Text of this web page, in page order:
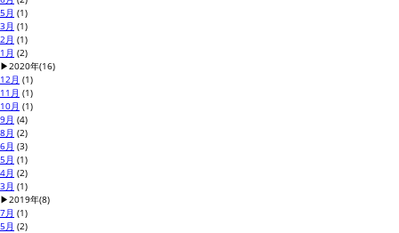
5月 (1)
3月 (1)
2月 (1)
1月 (2)
▶2020年(16)
12月 (1)
11月 (1)
10月 (1)
9月 (4)
8月 (2)
6月 (3)
5月 (1)
4月 (2)
3月 (1)
▶2019年(8)
7月 (1)
5月 (2)